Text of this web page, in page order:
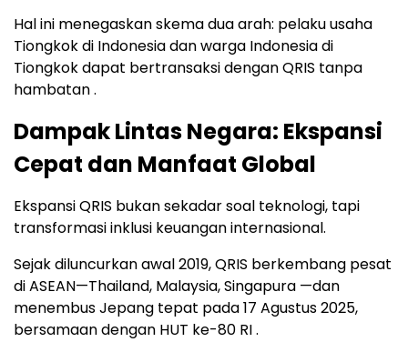
Hal ini menegaskan skema dua arah: pelaku usaha
Tiongkok di Indonesia dan warga Indonesia di
Tiongkok dapat bertransaksi dengan QRIS tanpa
hambatan .
Dampak Lintas Negara: Ekspansi
Cepat dan Manfaat Global
Ekspansi QRIS bukan sekadar soal teknologi, tapi
transformasi inklusi keuangan internasional.
Sejak diluncurkan awal 2019, QRIS berkembang pesat
di ASEAN—Thailand, Malaysia, Singapura —dan
menembus Jepang tepat pada 17 Agustus 2025,
bersamaan dengan HUT ke-80 RI .